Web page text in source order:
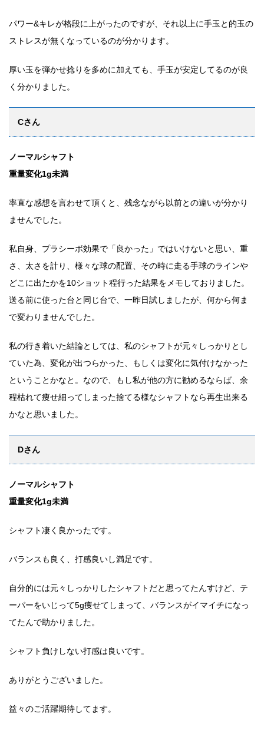
パワー&キレが格段に上がったのですが、それ以上に手玉と的玉の
ストレスが無くなっているのが分かります。
厚い玉を弾かせ捻りを多めに加えても、手玉が安定してるのが良
く分かりました。
Cさん
ノーマルシャフト
重量変化1g未満
率直な感想を言わせて頂くと、残念ながら以前との違いが分かり
ませんでした。
私自身、プラシーボ効果で「良かった」ではいけないと思い、重
さ、太さを計り、様々な球の配置、その時に走る手球のラインや
どこに出たかを10ショット程行った結果をメモしておりました。
送る前に使った台と同じ台で、一昨日試しましたが、何から何ま
で変わりませんでした。
私の行き着いた結論としては、私のシャフトが元々しっかりとし
ていた為、変化が出つらかった、もしくは変化に気付けなかった
ということかなと。なので、もし私が他の方に勧めるならば、余
程枯れて痩せ細ってしまった捨てる様なシャフトなら再生出来る
かなと思いました。
Dさん
ノーマルシャフト
重量変化1g未満
シャフト凄く良かったです。
バランスも良く、打感良いし満足です。
自分的には元々しっかりしたシャフトだと思ってたんすけど、テ
ーパーをいじって5g痩せてしまって、バランスがイマイチになっ
てたんで助かりました。
シャフト負けしない打感は良いです。
ありがとうございました。
益々のご活躍期待してます。